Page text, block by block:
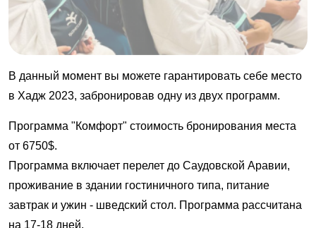
В данный момент вы можете гарантировать себе место
в Хадж 2023, забронировав одну из двух программ.
Программа "Комфорт" стоимость бронирования места
от 6750$.
Программа включает перелет до Саудовской Аравии,
проживание в здании гостиничного типа, питание
завтрак и ужин - шведский стол. Программа рассчитана
на 17-18 дней.